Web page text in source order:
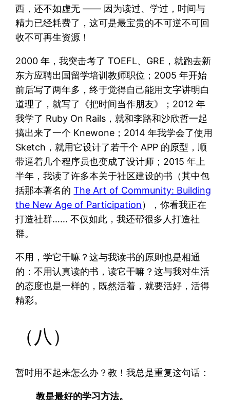
西，还不如虚无 —— 因为读过、学过，时间与
精力已经耗费了，这可是最宝贵的不可逆不可回
收不可再生资源！
2000 年，我突击考了 TOEFL、GRE，就跑去新
东方应聘出国留学培训教师职位；2005 年开始
前后写了两年多，终于觉得自己能用文字讲明白
道理了，就写了《把时间当作朋友》；2012 年
我学了 Ruby On Rails，就和李路和沙欣哲一起
搞出来了一个 Knewone；2014 年我学会了使用
Sketch，就用它设计了若干个 APP 的原型，顺
带逼着几个程序员也变成了设计师；2015 年上
半年，我读了许多本关于社区建设的书（其中包
括那本著名的The Art of Community: Building
the New Age of Participation），你看我正在
打造社群…… 不仅如此，我还帮很多人打造社
群。
不用，学它干嘛？这与我读书的原则也是相通
的：不用认真读的书，读它干嘛？这与我对生活
的态度也是一样的，既然活着，就要活好，活得
精彩。
（八）
暂时用不起来怎么办？教！我总是重复这句话：
教是最好的学习方法。